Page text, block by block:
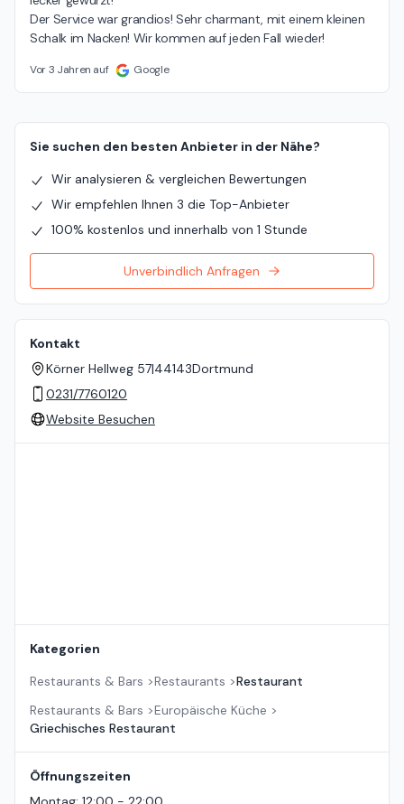
Der Service war grandios! Sehr charmant, mit einem kleinen
Schalk im Nacken! Wir kommen auf jeden Fall wieder!
Vor 3 Jahren auf Google
Sie suchen den besten Anbieter in der Nähe?
Wir analysieren & vergleichen Bewertungen
Wir empfehlen Ihnen 3 die Top-Anbieter
100% kostenlos und innerhalb von 1 Stunde
Unverbindlich Anfragen
Kontakt
Körner Hellweg 57|44143Dortmund
0231/7760120
Website Besuchen
Kategorien
Restaurants & Bars >Restaurants >Restaurant
Restaurants & Bars >Europäische Küche >
Griechisches Restaurant
Öffnungszeiten